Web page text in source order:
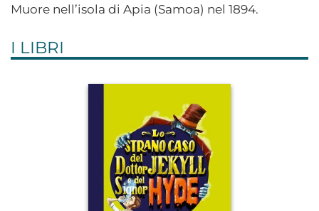
Muore nell’isola di Apia (Samoa) nel 1894.
I LIBRI